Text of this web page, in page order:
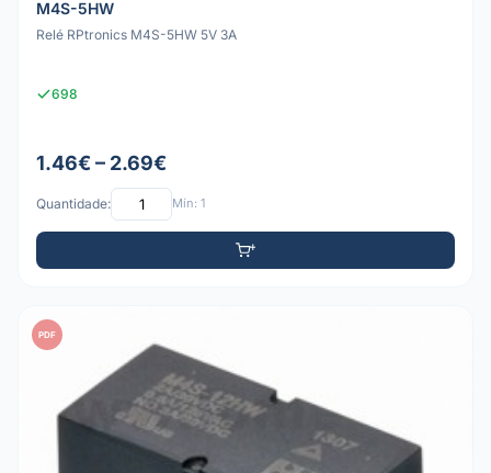
M4S-5HW
Relé RPtronics M4S-5HW 5V 3A
698
1.46€ – 2.69€
Quantidade: Mín: 1
PDF